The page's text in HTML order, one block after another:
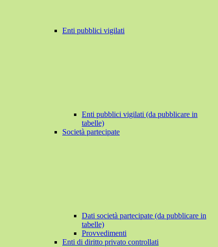
Enti pubblici vigilati
Enti pubblici vigilati (da pubblicare in
tabelle)
Società partecipate
Dati società partecipate (da pubblicare in
tabelle)
Provvedimenti
Enti di diritto privato controllati